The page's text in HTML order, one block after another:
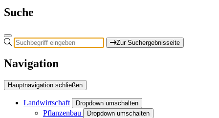
Suche
Zur Suchergebnisseite
Navigation
Hauptnavigation schließen
Landwirtschaft Dropdown umschalten
Pflanzenbau Dropdown umschalten